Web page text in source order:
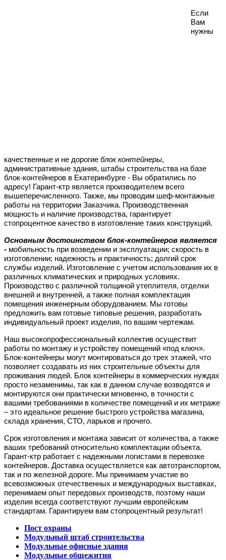
Если
Вам
нужны
качественные и не дорогие блок контейнеры,
административные здания, штабы строительства на базе
блок-контейнеров в Екатеринбурге - Вы обратились по
адресу! Гарант-ктр является производителем всего
вышеперечисленного. Также, мы проводим шеф-монтажные
работы на территории Заказчика. Производственная
мощность и наличие производства, гарантирует
стопроцентное качество в изготовление таких конструкций.
Основным достоинством блок-контейнеров является
- мобильность при возведении и эксплуатации; скорость в
изготовлении; надежность и практичность; долгий срок
службы изделий. Изготовление с учетом использования их в
различных климатических и природных условиях.
Производство с различной толщиной утеплителя, отделки
внешней и внутренней, а также полная комплектация
помещения инженерным оборудованием. Мы готовы
предложить вам готовые типовые решения, разработать
индивидуальный проект изделия, по вашим чертежам.
Наш высокопрофессиональный коллектив осуществит
работы по монтажу и устройству помещений «под ключ».
Блок-контейнеры могут монтироваться до трех этажей, что
позволяет создавать из них строительные объекты для
проживания людей. Блок контейнеры в коммерческих нуждах
просто незаменимы, так как в данном случае возводятся и
монтируются они практически мгновенно, в точности с
вашими требованиями в количестве помещений и их метраже
– это идеальное решение быстрого устройства магазина,
склада хранения, СТО, ларьков и прочего.
Срок изготовления и монтажа зависит от количества, а также
ваших требований относительно комплектации объекта.
Гарант-ктр работает с надежными логистами в перевозке
контейнеров. Доставка осуществляется как автотранспортом,
так и по железной дороге. Мы принимаем участие во
всевозможных отечественных и международных выставках,
перенимаем опыт передовых производств, поэтому наши
изделия всегда соответствуют лучшим европейским
стандартам. Гарантируем вам стопроцентный результат!
Пост охраны
Модульный штаб строительства
Модульные офисные здания
Модульные общежития